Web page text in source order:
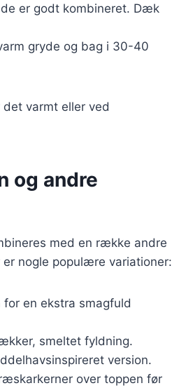
er godt kombineret. Dæk
gryde og bag i 30-40
varmt eller ved
og andre
med en række andre
nogle populære variationer:
en ekstra smagfuld
smeltet fyldning.
version.
over toppen før